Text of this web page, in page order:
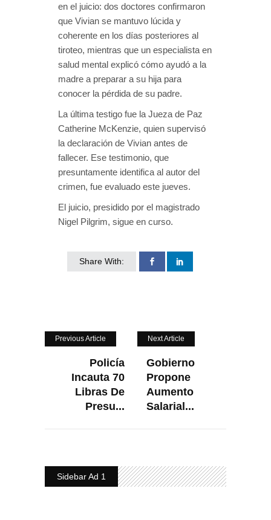
en el juicio: dos doctores confirmaron
que Vivian se mantuvo lúcida y
coherente en los días posteriores al
tiroteo, mientras que un especialista en
salud mental explicó cómo ayudó a la
madre a preparar a su hija para
conocer la pérdida de su padre.
La última testigo fue la Jueza de Paz
Catherine McKenzie, quien supervisó
la declaración de Vivian antes de
fallecer. Ese testimonio, que
presuntamente identifica al autor del
crimen, fue evaluado este jueves.
El juicio, presidido por el magistrado
Nigel Pilgrim, sigue en curso.
Share With:
Previous Article
Policía
Incauta 70
Libras De
Presu...
Next Article
Gobierno
Propone
Aumento
Salarial...
Sidebar Ad 1